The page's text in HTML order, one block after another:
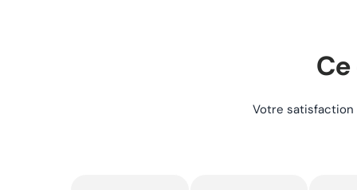
Votre satisfaction